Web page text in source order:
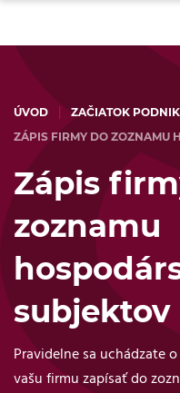
ÚVOD ZAČIATOK
ZÁPIS FIRMY DO ZOZNAMU
Zápis
zoznamu
subjektov
Pravidelne sa uchádzate
vašu firmu zapísať do